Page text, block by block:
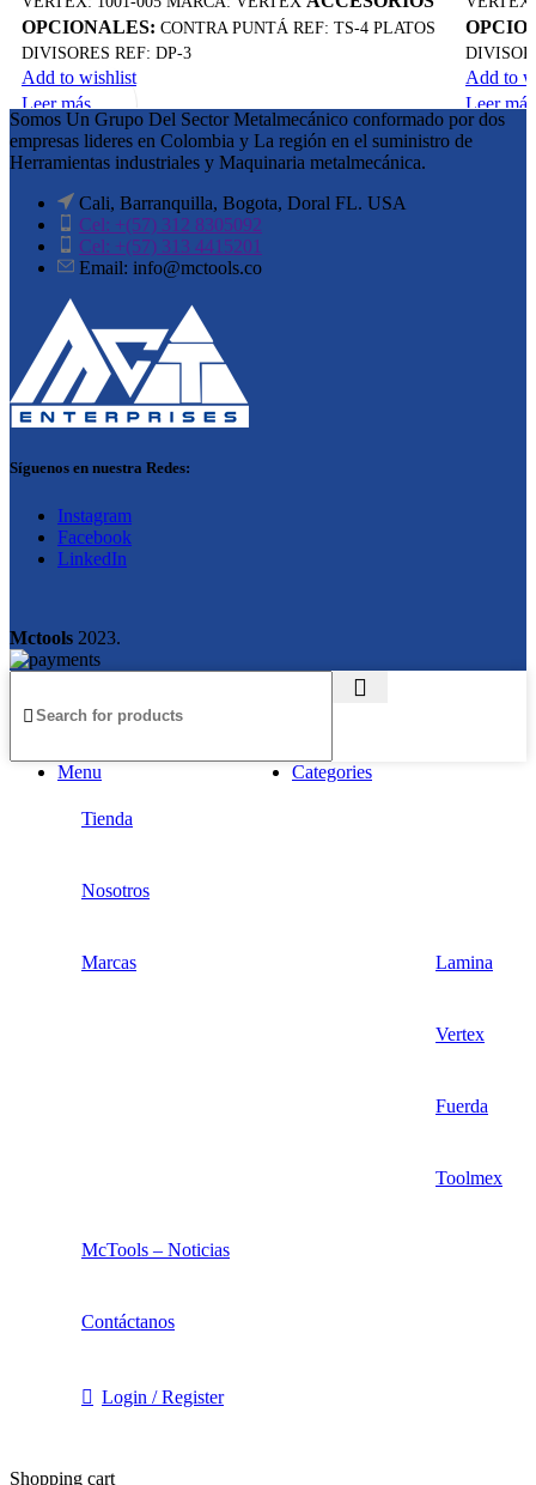
OPCIONALES: CONTRA PUNTÁ REF: TS-4 PLATOS
DIVISORES REF: DP-3
Add to wishlist
Leer más
Quick view
Add to
Leer más
Quick
Somos Un Grupo Del Sector Metalmecánico conformado por dos
empresas lideres en Colombia y La región en el suministro de
Herramientas industriales y Maquinaria metalmecánica.
Cali, Barranquilla, Bogota, Doral FL. USA
Cel: +(57) 312 8305092
Cel: +(57) 313 4415201
Email: info@mctools.co
Síguenos en nuestra Redes:
Instagram
Facebook
LinkedIn
Mctools 2023.
Menu Categories
Tienda
Nosotros
Marcas Lamina
Vertex
Fuerda
Toolmex
McTools – Noticias
Contáctanos
Login / Register
Shopping cart